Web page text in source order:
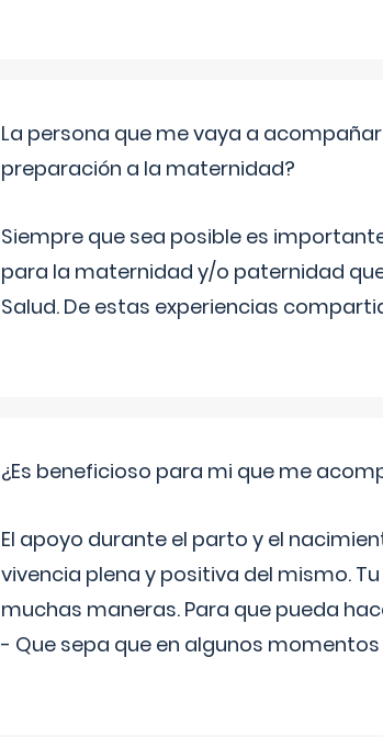
La persona que me vaya a
preparación a la maternidad?
Siempre que sea posible es
para la maternidad y/o paternidad
Salud. De estas experiencias
¿Es beneficioso para mi que me
El apoyo durante el parto y el
vivencia plena y positiva del mismo.
muchas maneras. Para que pueda
- Que sepa que en algunos